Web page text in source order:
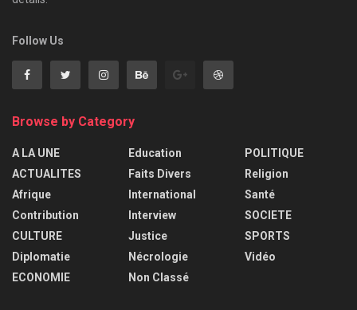
Follow Us
Browse by Category
A LA UNE
ACTUALITES
Afrique
Contribution
CULTURE
Diplomatie
ECONOMIE
Education
Faits Divers
International
Interview
Justice
Nécrologie
Non Classé
POLITIQUE
Religion
Santé
SOCIETE
SPORTS
Vidéo